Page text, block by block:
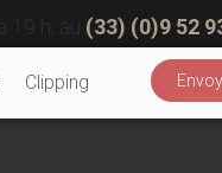
(33) (0)9 52
Clipping